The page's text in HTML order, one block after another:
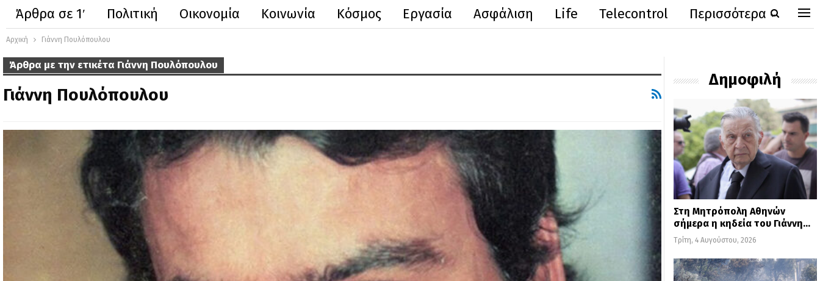
Άρθρα σε 1′ Πολιτική Οικονομία Κοινωνία Κόσμος Εργασία Ασφάλιση Life Telecontrol Περισσότερα
Αρχική Γιάννη Πουλόπουλου
Άρθρα με την ετικέτα Γιάννη Πουλόπουλου
Γιάννη Πουλόπουλου
Δημοφιλή
Στη Μητρόπολη Αθηνών
σήμερα η κηδεία του Γιάννη…
Τρίτη, 4 Αυγούστου, 2026